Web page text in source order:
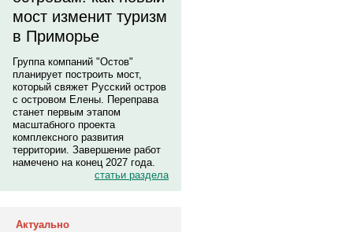
мост изменит туризм
в Приморье
Группа компаний "Остов"
планирует построить мост,
который свяжет Русский остров
с островом Елены. Переправа
станет первым этапом
масштабного проекта
комплексного развития
территории. Завершение работ
намечено на конец 2027 года.
статьи раздела
Актуально